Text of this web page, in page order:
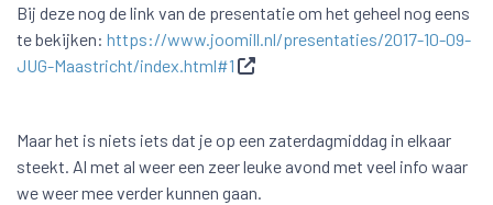
Bij deze nog de link van de presentatie om het geheel nog eens
te bekijken: https://www.joomill.nl/presentaties/2017-10-09-
JUG-Maastricht/index.html#1
Maar het is niets iets dat je op een zaterdagmiddag in elkaar
steekt. Al met al weer een zeer leuke avond met veel info waar
we weer mee verder kunnen gaan.